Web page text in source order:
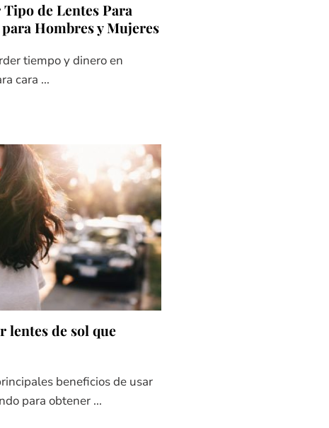
de Lentes Para
Hombres y Mujeres
tiempo y dinero en
cara ...
lentes de sol que
beneficios de usar
para obtener ...